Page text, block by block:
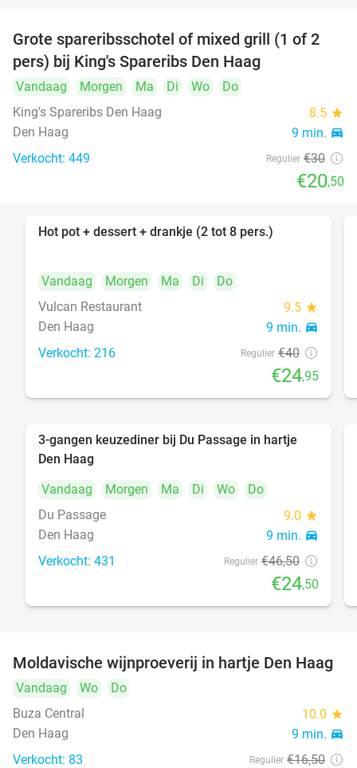
32%
Grote spareribsschotel of mixed grill (1 of 2
pers) bij King's Spareribs Den Haag
Vandaag Morgen Ma Di Wo
Do
King's Spareribs Den Haag
8.5 star
Den Haag 9 min. directions_car
Verkocht: 449 Regulier €30
€20,50
Hot pot + dessert + drankje (2 tot 8 pers.)
Vandaag Morgen Ma Di
Do
Vulcan Restaurant
9.5 star
Den Haag 9 min. directions_car
Verkocht: 216 Regulier €40
€24,95
47%
3-gangen keuzediner bij Du Passage in hartje
Den Haag
Vandaag
Morgen Ma Di Wo
Do
Du Passage
9.0 star
Den Haag 9 min. directions_car
Verkocht: 431 Regulier €46,50
€24,50
39%
Moldavische wijnproeverij in hartje Den Haag
Vandaag Wo
Do
Buza Central
10.0 star
Den Haag 9 min. directions_car
Verkocht: 83 Regulier €16,50